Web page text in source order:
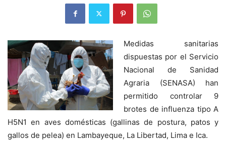
Medidas sanitarias
dispuestas por el Servicio
Nacional de Sanidad
Agraria (SENASA) han
permitido controlar 9
brotes de influenza tipo A
H5N1 en aves domésticas (gallinas de postura, patos y
gallos de pelea) en Lambayeque, La Libertad, Lima e Ica.